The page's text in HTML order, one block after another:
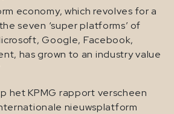
economy, which revolves for a
seven ‘super platforms’ of
Google, Facebook,
has grown to an industry value
het KPMG rapport verscheen
nieuwsplatform